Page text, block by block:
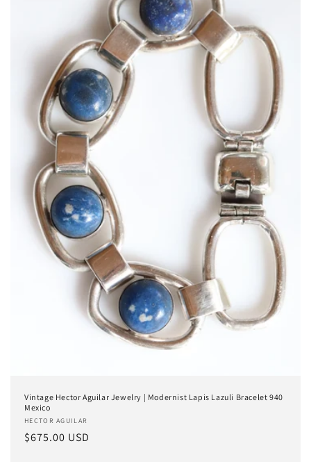
Vintage Hector Aguilar Jewelry | Modernist Lapis Lazuli Bracelet 940
Mexico
Proveedor:
HECTOR AGUILAR
Precio
$675.00 USD